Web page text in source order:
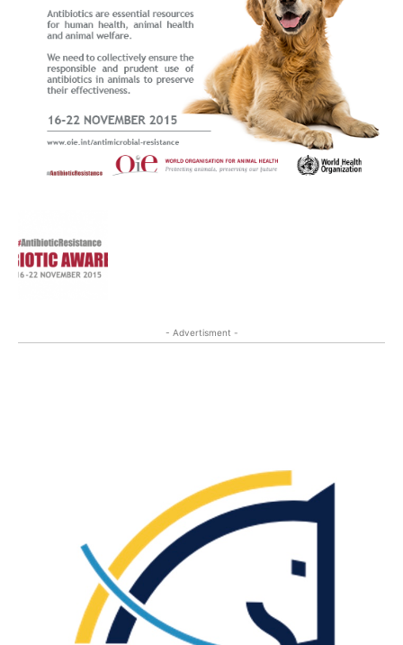
- Advertisment -